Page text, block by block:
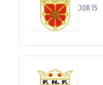
JOR 15